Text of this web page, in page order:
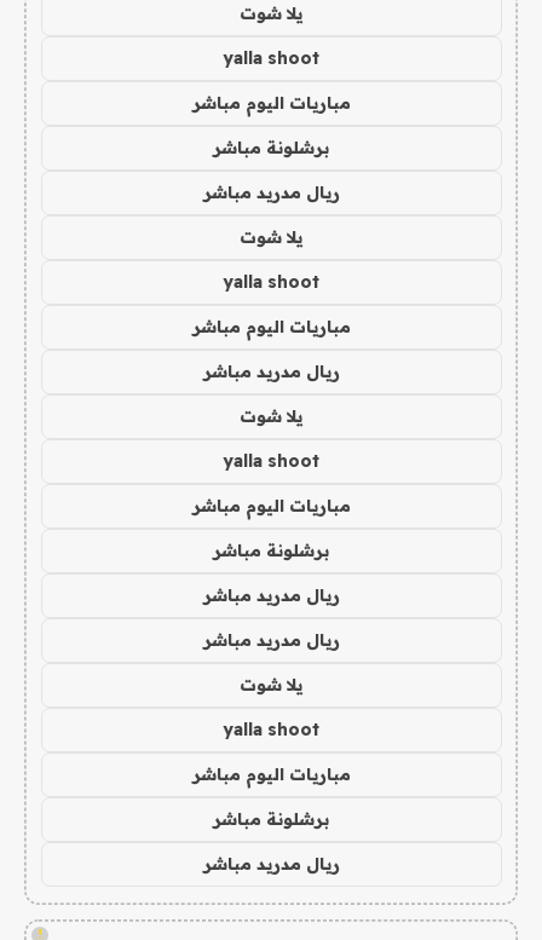
يلا شوت
yalla shoot
مباريات اليوم مباشر
برشلونة مباشر
ريال مدريد مباشر
يلا شوت
yalla shoot
مباريات اليوم مباشر
ريال مدريد مباشر
يلا شوت
yalla shoot
مباريات اليوم مباشر
برشلونة مباشر
ريال مدريد مباشر
ريال مدريد مباشر
يلا شوت
yalla shoot
مباريات اليوم مباشر
برشلونة مباشر
ريال مدريد مباشر
!